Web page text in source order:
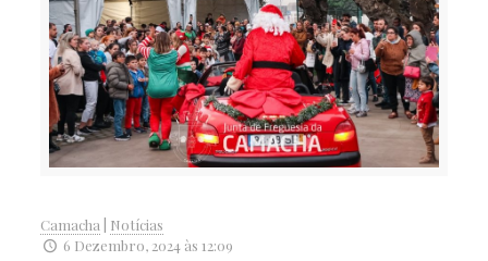
Camacha
Notícias
6 Dezembro, 2024 às 12:09